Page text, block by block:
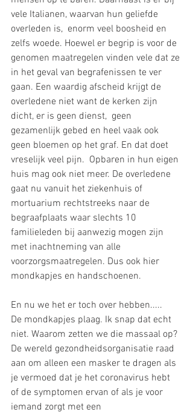
vele Italianen, waarvan hun geliefde
overleden is,  enorm veel boosheid en
zelfs woede. Hoewel er begrip is voor de
genomen maatregelen vinden vele dat ze
in het geval van begrafenissen te ver
gaan. Een waardig afscheid krijgt de
overledene niet want de kerken zijn
dicht, er is geen dienst,  geen
gezamenlijk gebed en heel vaak ook
geen bloemen op het graf. En dat doet
vreselijk veel pijn.  Opbaren in hun eigen
huis mag ook niet meer. De overledene
gaat nu vanuit het ziekenhuis of
mortuarium rechtstreeks naar de
begraafplaats waar slechts 10
familieleden bij aanwezig mogen zijn
met inachtneming van alle
voorzorgsmaatregelen. Dus ook hier
mondkapjes en handschoenen.
En nu we het er toch over hebben.....
De mondkapjes plaag. Ik snap dat echt
niet. Waarom zetten we die massaal op?
De wereld gezondheidsorganisatie raad
aan om alleen een masker te dragen als
je vermoed dat je het coronavirus hebt
of de symptomen ervan of als je voor
iemand zorgt met een